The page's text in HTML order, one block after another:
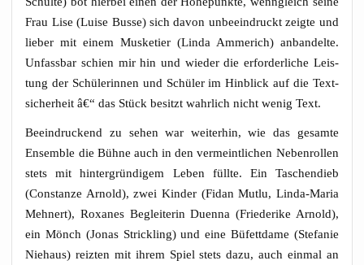
Frau Lise (Lui­se Bus­se) sich davon unbe­ein­druckt zeig­te und
lie­ber mit einem Mus­ke­tier (Lin­da Amme­rich) anban­del­te.
Unfass­bar schien mir hin und wie­der die erfor­der­li­che Leis­
tung der Schü­le­rin­nen und Schü­ler im Hin­blick auf die Text­
si­cher­heit â€“ das Stück besitzt wahr­lich nicht wenig Text.
Beein­dru­ckend zu sehen war wei­ter­hin, wie das gesam­te
Ensem­ble die Büh­ne auch in den ver­meint­li­chen Neben­rol­len
stets mit hin­ter­grün­di­gem Leben füll­te. Ein Taschen­dieb
(Con­stan­ze Arnold), zwei Kin­der (Fidan Mut­lu, Lin­da-Maria
Meh­nert), Roxa­nes Beglei­te­rin Duen­na (Frie­de­ri­ke Arnold),
ein Mönch (Jonas Strick­ling) und eine Büfett­da­me (Ste­fa­nie
Nie­haus) reiz­ten mit ihrem Spiel stets dazu, auch ein­mal an